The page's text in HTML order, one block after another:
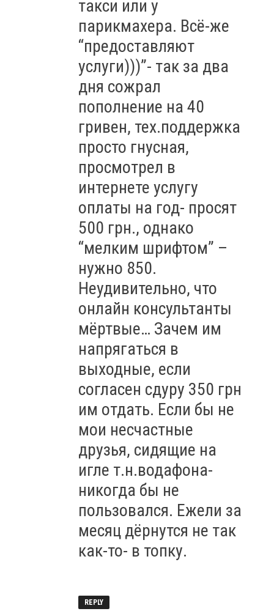
такси или у
парикмахера. Всё-же
“предоставляют
услуги)))”- так за два
дня сожрал
пополнение на 40
гривен, тех.поддержка
просто гнусная,
просмотрел в
интернете услугу
оплаты на год- просят
500 грн., однако
“мелким шрифтом” –
нужно 850.
Неудивительно, что
онлайн консультанты
мёртвые… Зачем им
напрягаться в
выходные, если
согласен сдуру 350 грн
им отдать. Если бы не
мои несчастные
друзья, сидящие на
игле т.н.водафона-
никогда бы не
пользовался. Ежели за
месяц дёрнутся не так
как-то- в топку.
REPLY